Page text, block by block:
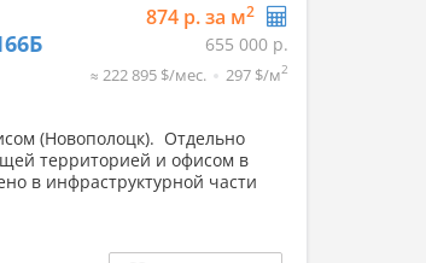
874 р. за м2
655 000 р.
≈ 222 895 $/мес. 297 $/м2
(Новополоцк). Отдельно
территорией и офисом в
в инфраструктурной части